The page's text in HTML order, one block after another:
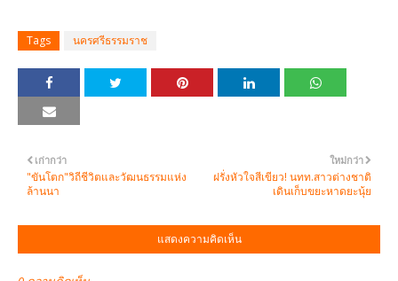
Tags นครศรีธรรมราช
ใหม่กว่า
ฝรั่งหัวใจสีเขียว! นทท.สาวต่างชาติ
เดินเก็บขยะหาดยะนุ้ย
เก่ากว่า
"ขันโตก"วิถีชีวิตและวัฒนธรรมแห่ง
ล้านนา
แสดงความคิดเห็น